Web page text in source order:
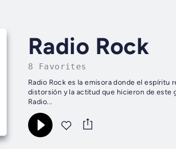
Radio Rock
8 Favorites
Radio Rock es la emisora donde el espíritu
distorsión y la actitud que hicieron de este
Radio...